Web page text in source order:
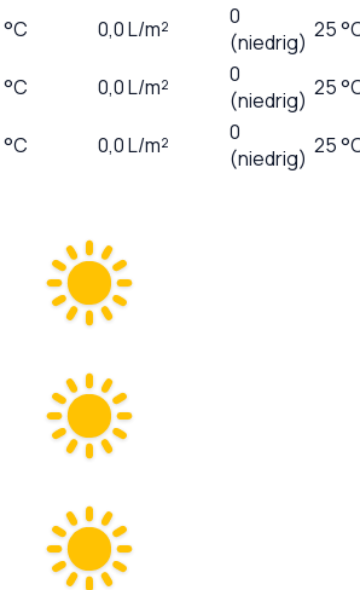
°C 0,0L/m²
0
(niedrig) 25
°C 0,0L/m²
0
(niedrig) 25
°C 0,0L/m²
0
(niedrig) 25